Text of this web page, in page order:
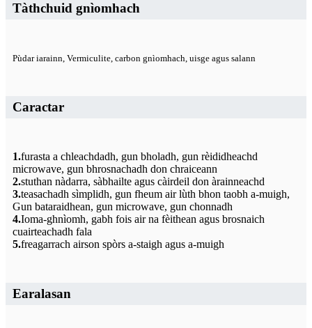
Tàthchuid gnìomhach
Pùdar iarainn, Vermiculite, carbon gnìomhach, uisge agus salann
Caractar
1.furasta a chleachdadh, gun bholadh, gun rèididheachd
microwave, gun bhrosnachadh don chraiceann
2.stuthan nàdarra, sàbhailte agus càirdeil don àrainneachd
3.teasachadh sìmplidh, gun fheum air lùth bhon taobh a-muigh,
Gun bataraidhean, gun microwave, gun chonnadh
4.Ioma-ghnìomh, gabh fois air na fèithean agus brosnaich
cuairteachadh fala
5.freagarrach airson spòrs a-staigh agus a-muigh
Earalasan